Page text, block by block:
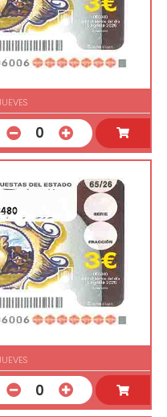
0
0